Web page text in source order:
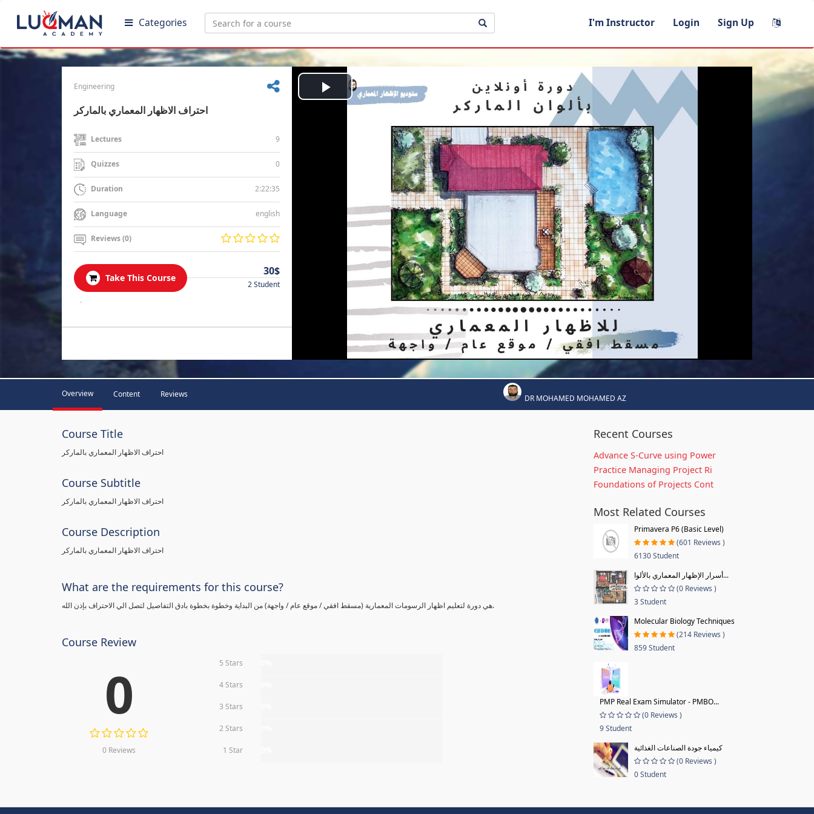
Categories I'm Instructor Login Sign Up
Engineering
احتراف الاظهار المعماري بالماركر
Lectures 9
Quizzes 0
Duration 2:22:35
Language english
Reviews (0)
Take This Course
30$
2 Student
.
Play
Overview Content Reviews DR MOHAMED MOHAMED AZ
Course Title
احتراف الاظهار المعماري بالماركر
Course Subtitle
احتراف الاظهار المعماري بالماركر
Course Description
احتراف الاظهار المعماري بالماركر
What are the requirements for this course?
هي دورة لتعليم اظهار الرسومات المعمارية (مسقط افقي / موقع عام / واجهة) من البداية وخطوة بخطوة بادق التفاصيل لتصل الي الاحتراف بإذن الله.
Course Review
0
0 Reviews
5 Stars
4 Stars
3 Stars
2 Stars
1 Star
Recent Courses
Advance S-Curve using Power
Practice Managing Project Ri
Foundations of Projects Cont
Most Related Courses
Primavera P6 (Basic Level)
(601 Reviews )
6130 Student
أسرار الإظهار المعماري بالألوا...
(0 Reviews )
3 Student
Molecular Biology Techniques
(214 Reviews )
859 Student
PMP Real Exam Simulator - PMBO...
(0 Reviews )
9 Student
كيمياء جودة الصناعات الغذائية
(0 Reviews )
0 Student